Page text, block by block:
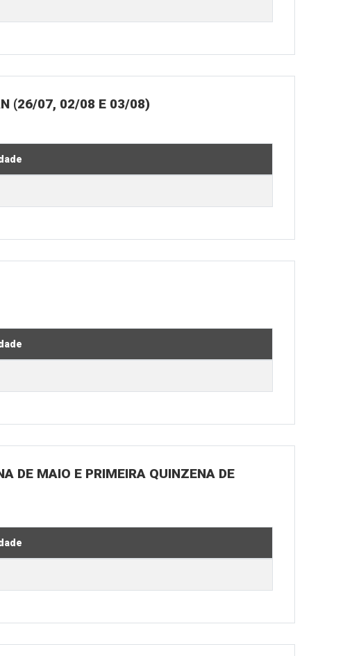
(26/07, 02/08 E 03/08)
DE MAIO E PRIMEIRA QUINZENA DE